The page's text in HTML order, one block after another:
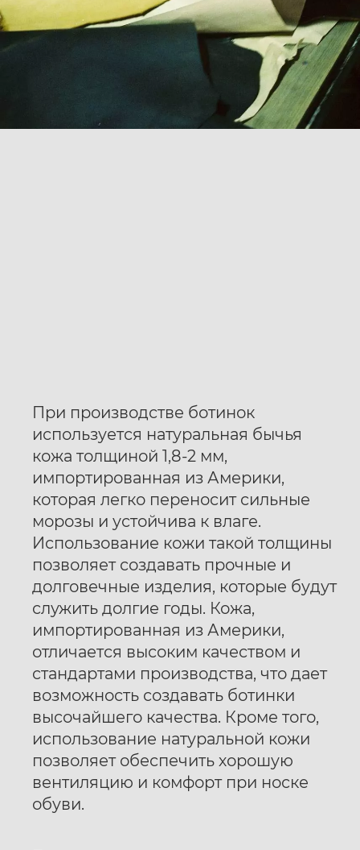
При производстве ботинок
используется натуральная бычья
кожа толщиной 1,8-2 мм,
импортированная из Америки,
которая легко переносит сильные
морозы и устойчива к влаге.
Использование кожи такой толщины
позволяет создавать прочные и
долговечные изделия, которые будут
служить долгие годы. Кожа,
импортированная из Америки,
отличается высоким качеством и
стандартами производства, что дает
возможность создавать ботинки
высочайшего качества. Кроме того,
использование натуральной кожи
позволяет обеспечить хорошую
вентиляцию и комфорт при носке
обуви.